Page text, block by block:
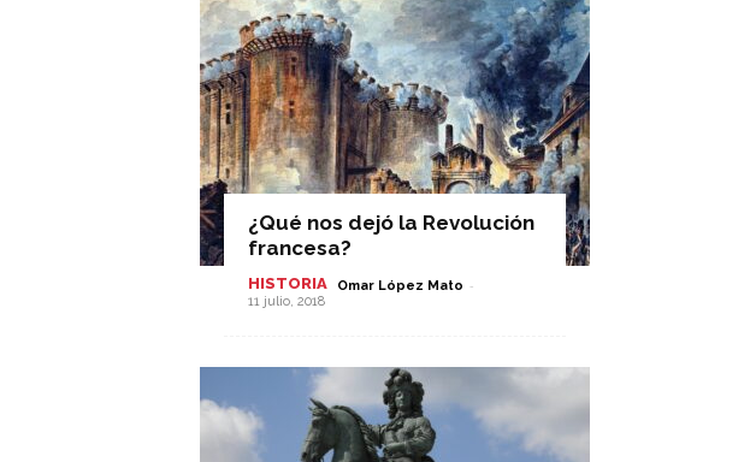
¿Qué nos dejó la Revolución
francesa?
HISTORIA Omar López Mato -
11 julio, 2018